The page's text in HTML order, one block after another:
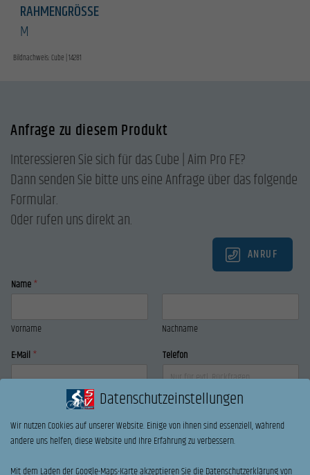
RAHMENGRÖSSE
M
Bildnachweis: Cube | 14281
Anfrage zu diesem Produkt
Interessieren Sie sich für das Cube | Aim Pro FE?
Dann senden Sie bitte uns eine Anfrage über das folgende
Formular.
Oder rufen uns direkt an.
ANRUF
Name*
Vorname
Nachname
E-Mail* Telefon
Ihre Nachricht an uns:
Probefahrt
Datenschutzeinstellungen
Wir nutzen Cookies auf unserer Website. Einige von ihnen sind essenziell, während
andere uns helfen, diese Website und Ihre Erfahrung zu verbessern.
Mit dem Laden der Google-Maps-Karte akzeptieren Sie die Datenschutzerklärung von